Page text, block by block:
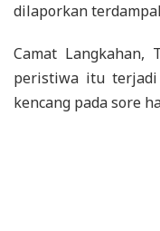
dilaporkan
Camat Langkahan,
peristiwa itu
kencang pada sore